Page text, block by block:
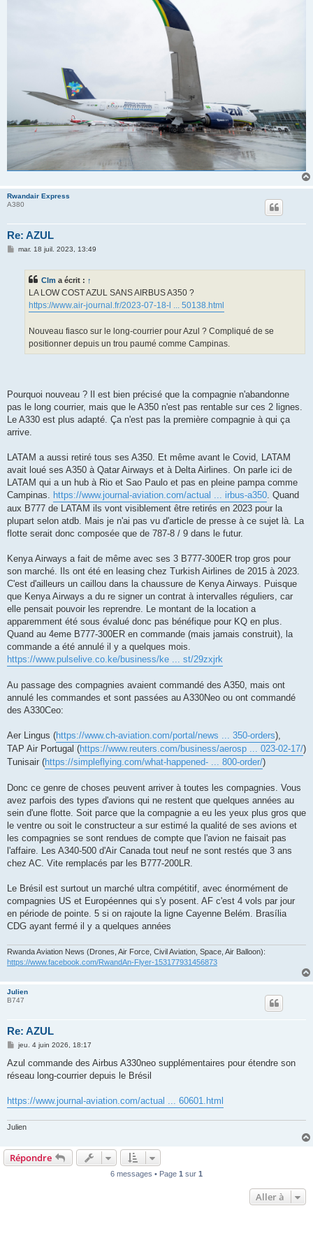
Rwandair Express
A380
Re: AZUL
Mmar. 18 juil. 2023, 13:49
Clm a écrit : ↑
LA LOW COST AZUL SANS AIRBUS A350 ?
https://www.air-journal.fr/2023-07-18-l ... 50138.html
Nouveau fiasco sur le long-courrier pour Azul ? Compliqué de se
positionner depuis un trou paumé comme Campinas.
Pourquoi nouveau ? Il est bien précisé que la compagnie n'abandonne
pas le long courrier, mais que le A350 n'est pas rentable sur ces 2 lignes.
Le A330 est plus adapté. Ça n'est pas la première compagnie à qui ça
arrive.
LATAM a aussi retiré tous ses A350. Et même avant le Covid, LATAM
avait loué ses A350 à Qatar Airways et à Delta Airlines. On parle ici de
LATAM qui a un hub à Rio et Sao Paulo et pas en pleine pampa comme
Campinas. https://www.journal-aviation.com/actual ... irbus-a350 . Quand
aux B777 de LATAM ils vont visiblement être retirés en 2023 pour la
plupart selon atdb. Mais je n'ai pas vu d'article de presse à ce sujet là. La
flotte serait donc composée que de 787-8 / 9 dans le futur.
Kenya Airways a fait de même avec ses 3 B777-300ER trop gros pour
son marché. Ils ont été en leasing chez Turkish Airlines de 2015 à 2023.
C'est d'ailleurs un caillou dans la chaussure de Kenya Airways. Puisque
que Kenya Airways a du re signer un contrat à intervalles réguliers, car
elle pensait pouvoir les reprendre. Le montant de la location a
apparemment été sous évalué donc pas bénéfique pour KQ en plus.
Quand au 4eme B777-300ER en commande (mais jamais construit), la
commande a été annulé il y a quelques mois.
https://www.pulselive.co.ke/business/ke ... st/29zxjrk
Au passage des compagnies avaient commandé des A350, mais ont
annulé les commandes et sont passées au A330Neo ou ont commandé
des A330Ceo:
Aer Lingus (https://www.ch-aviation.com/portal/news ... 350-orders),
TAP Air Portugal (https://www.reuters.com/business/aerosp ... 023-02-17/)
Tunisair (https://simpleflying.com/what-happened- ... 800-order/)
Donc ce genre de choses peuvent arriver à toutes les compagnies. Vous
avez parfois des types d'avions qui ne restent que quelques années au
sein d'une flotte. Soit parce que la compagnie a eu les yeux plus gros que
le ventre ou soit le constructeur a sur estimé la qualité de ses avions et
les compagnies se sont rendues de compte que l'avion ne faisait pas
l'affaire. Les A340-500 d'Air Canada tout neuf ne sont restés que 3 ans
chez AC. Vite remplacés par les B777-200LR.
Le Brésil est surtout un marché ultra compétitif, avec énormément de
compagnies US et Européennes qui s'y posent. AF c'est 4 vols par jour
en période de pointe. 5 si on rajoute la ligne Cayenne Belém. Brasília
CDG ayant fermé il y a quelques années
Rwanda Aviation News (Drones, Air Force, Civil Aviation, Space, Air Balloon):
https://www.facebook.com/RwandAn-Flyer-153177931456873
Julien
B747
Re: AZUL
M
s
a
jeu. 4 juin 2026, 18:17
Azul commande des Airbus A330neo supplémentaires pour étendre son
réseau long-courrier depuis le Brésil
https://www.journal-aviation.com/actual ... 60601.html
Julien
Répondre
6 messages • Page 1 sur 1
Aller à